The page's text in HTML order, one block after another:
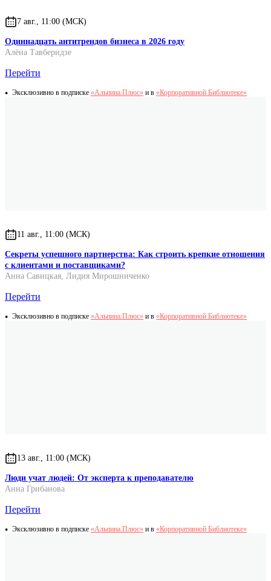
7 авг., 11:00 (МСК)
Одиннадцать антитрендов бизнеса в 2026 году
Алёна Тавберидзе
Перейти
Эксклюзивно в подписке «Альпина.Плюс» и в «Корпоративной Библиотеке»
11 авг., 11:00 (МСК)
Секреты успешного партнерства: Как строить крепкие отношения
с клиентами и поставщиками?
Анна Савицкая, Лидия Мирошниченко
Перейти
Эксклюзивно в подписке «Альпина.Плюс» и в «Корпоративной Библиотеке»
13 авг., 11:00 (МСК)
Люди учат людей: От эксперта к преподавателю
Анна Грибанова
Перейти
Эксклюзивно в подписке «Альпина.Плюс» и в «Корпоративной Библиотеке»